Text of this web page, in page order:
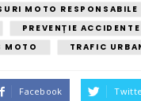
MOTO RESPONSABILE
PREVENȚIE
MOTO
TRAFIC
Facebook